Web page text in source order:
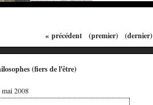
« précédent (premier) (dernier)
2008